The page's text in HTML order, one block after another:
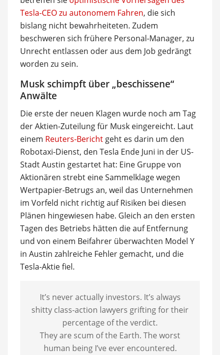
Tesla-CEO zu autonomem Fahren, die sich
bislang nicht bewahrheiteten. Zudem
beschweren sich frühere Personal-Manager, zu
Unrecht entlassen oder aus dem Job gedrängt
worden zu sein.
Musk schimpft über „beschissene“
Anwälte
Die erste der neuen Klagen wurde noch am Tag
der Aktien-Zuteilung für Musk eingereicht. Laut
einem Reuters-Berichtgeht es darin um den
Robotaxi-Dienst, den Tesla Ende Juni in der US-
Stadt Austin gestartet hat: Eine Gruppe von
Aktionären strebt eine Sammelklage wegen
Wertpapier-Betrugs an, weil das Unternehmen
im Vorfeld nicht richtig auf Risiken bei diesen
Plänen hingewiesen habe. Gleich an den ersten
Tagen des Betriebs hätten die auf Entfernung
und von einem Beifahrer überwachten Model Y
in Austin zahlreiche Fehler gemacht, und die
Tesla-Aktie fiel.
It’s never actually investors. It’s always
shitty class-action lawyers grifting for their
percentage of the verdict.
They are scum of the Earth. The worst
human being I’ve ever encountered.